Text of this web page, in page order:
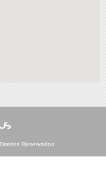
Reservados